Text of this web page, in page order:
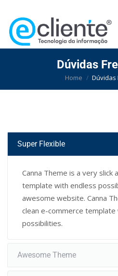
Dúvidas
Home Dúvidas
Super Flexible
Canna Theme is a very slick
template with endless
awesome website. Canna
clean e-commerce template
possibilities.
Awesome Theme